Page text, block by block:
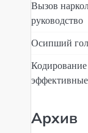
Вызов
руководство
Осипший
Кодирование
Архив